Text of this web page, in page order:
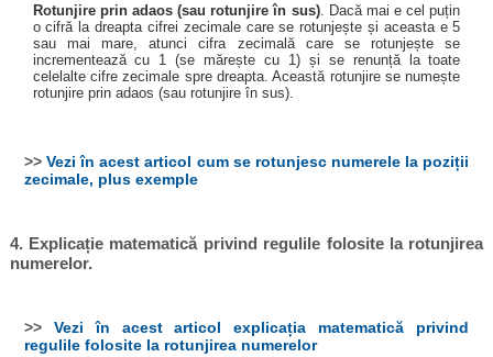
Rotunjire prin adaos (sau rotunjire în sus). Dacă mai e cel puțin
o cifră la dreapta cifrei zecimale care se rotunjește și aceasta e 5
sau mai mare, atunci cifra zecimală care se rotunjește se
incrementează cu 1 (se mărește cu 1) și se renunță la toate
celelalte cifre zecimale spre dreapta. Această rotunjire se numește
rotunjire prin adaos (sau rotunjire în sus).
>> Vezi în acest articol cum se rotunjesc numerele la poziții
zecimale, plus exemple
4. Explicație matematică privind regulile folosite la rotunjirea
numerelor.
>> Vezi în acest articol explicația matematică privind
regulile folosite la rotunjirea numerelor